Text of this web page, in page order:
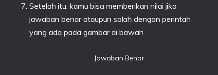
Setelah itu, kamu bisa memberikan nilai jika
jawaban benar ataupun salah dengan perintah
yang ada pada gambar di bawah
Jawaban Benar